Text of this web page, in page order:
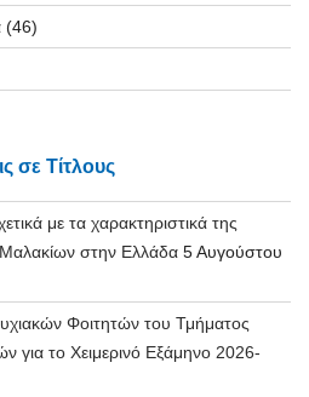
(46)
σε Τίτλους
με τα χαρακτηριστικά της
Μαλακίων στην Ελλάδα 5 Αυγούστου
Φοιτητών του Τμήματος
για το Χειμερινό Εξάμηνο 2026-